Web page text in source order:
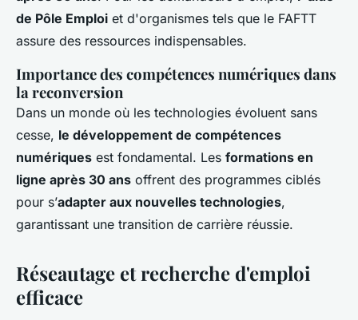
de Pôle Emploi et d'organismes tels que le FAFTT
assure des ressources indispensables.
Importance des compétences numériques dans
la reconversion
Dans un monde où les technologies évoluent sans
cesse, le développement de compétences
numériques est fondamental. Les formations en
ligne après 30 ans offrent des programmes ciblés
pour s’adapter aux nouvelles technologies,
garantissant une transition de carrière réussie.
Réseautage et recherche d'emploi
efficace